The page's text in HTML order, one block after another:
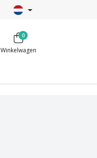
0
Winkelwagen